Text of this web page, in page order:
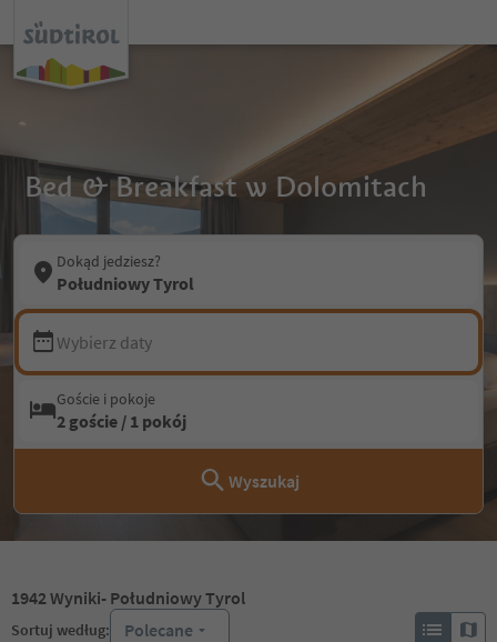
Bed & Breakfast w Dolomitach
Dokąd jedziesz?
Południowy Tyrol
Wybierz daty
Goście i pokoje
2 goście / 1 pokój
Wyszukaj
1942Wyniki- Południowy Tyrol
Sortuj według: Polecane